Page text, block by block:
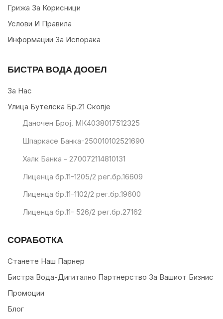
Грижа За Корисници
Услови И Правила
Информации За Испорака
БИСТРА ВОДА ДООЕЛ
За Нас
Улица Бутелска Бр.21 Скопје
Даночен Број. МК4038017512325
Шпаркасе Банка-250010102521690
Халк Банка - 270072114810131
Лиценца бр.11-1205/2 рег.бр.16609
Лиценца бр.11-1102/2 рег.бр.19600
Лиценца бр.11- 526/2 рег.бр.27162
СОРАБОТКА
Станете Наш Парнер
Бистра Вода-Дигитално Партнерство За Вашиот Бизнис
Промоции
Блог